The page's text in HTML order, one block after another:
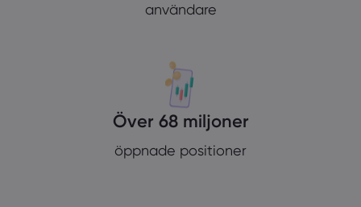
användare
Över 68 miljoner
öppnade positioner